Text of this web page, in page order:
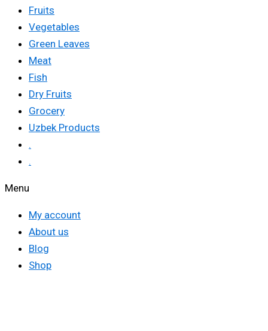
Fruits
Vegetables
Green Leaves
Meat
Fish
Dry Fruits
Grocery
Uzbek Products
.
.
Menu
My account
About us
Blog
Shop